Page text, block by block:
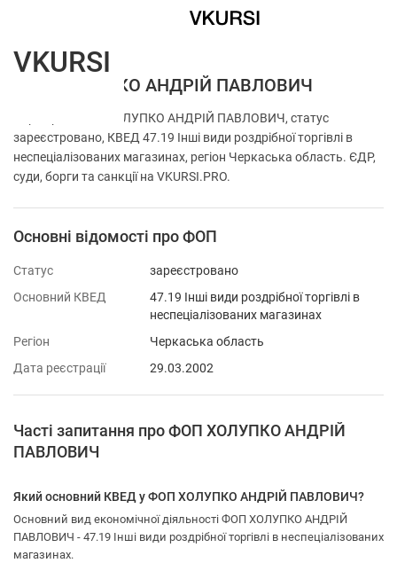
ФОП ХОЛУПКО АНДРІЙ ПАВЛОВИЧ
Перевірка ФОП ХОЛУПКО АНДРІЙ ПАВЛОВИЧ, статус
зареєстровано, КВЕД 47.19 Інші види роздрібної торгівлі в
неспеціалізованих магазинах, регіон Черкаська область. ЄДР,
суди, борги та санкції на VKURSI.PRO.
Основні відомості про ФОП
Статус
зареєстровано
Основний КВЕД
47.19 Інші види роздрібної торгівлі в
неспеціалізованих магазинах
Регіон
Черкаська область
Дата реєстрації
29.03.2002
Часті запитання про ФОП ХОЛУПКО АНДРІЙ
ПАВЛОВИЧ
Який основний КВЕД у ФОП ХОЛУПКО АНДРІЙ ПАВЛОВИЧ?
Основний вид економічної діяльності ФОП ХОЛУПКО АНДРІЙ
ПАВЛОВИЧ - 47.19 Інші види роздрібної торгівлі в неспеціалізованих
магазинах.
VKURSI